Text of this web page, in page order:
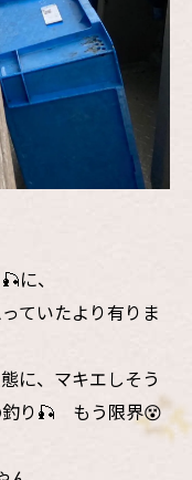
に、
ていたより有りま
に、マキエしそう
釣り🎣 もう限界😵